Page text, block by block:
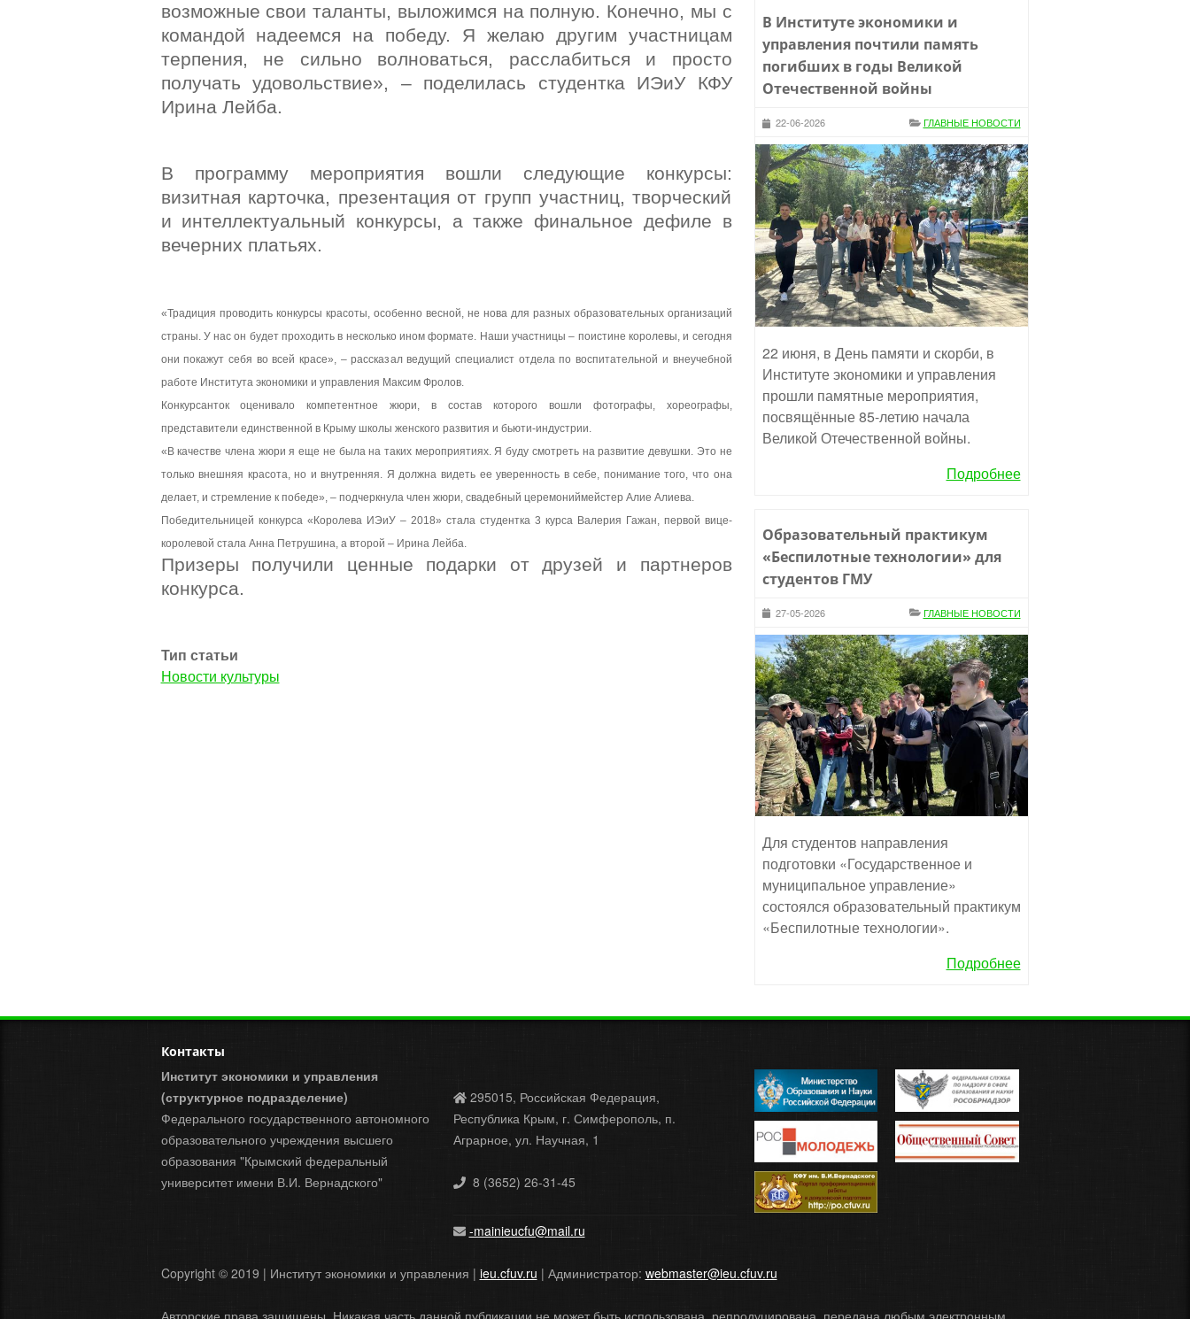
возможные свои таланты, выложимся на полную. Конечно, мы с
командой надеемся на победу. Я желаю другим участницам
терпения, не сильно волноваться, расслабиться и просто
получать удовольствие», – поделилась студентка ИЭиУ КФУ
Ирина Лейба.
В программу мероприятия вошли следующие конкурсы:
визитная карточка, презентация от групп участниц, творческий
и интеллектуальный конкурсы, а также финальное дефиле в
вечерних платьях.
«Традиция проводить конкурсы красоты, особенно весной, не нова для разных образовательных организаций
страны. У нас он будет проходить в несколько ином формате. Наши участницы – поистине королевы, и сегодня
они покажут себя во всей красе», – рассказал ведущий специалист отдела по воспитательной и внеучебной
работе Института экономики и управления Максим Фролов.
Конкурсанток оценивало компетентное жюри, в состав которого вошли фотографы, хореографы,
представители единственной в Крыму школы женского развития и бьюти-индустрии.
«В качестве члена жюри я еще не была на таких мероприятиях. Я буду смотреть на развитие девушки. Это не
только внешняя красота, но и внутренняя. Я должна видеть ее уверенность в себе, понимание того, что она
делает, и стремление к победе», – подчеркнула член жюри, свадебный церемониймейстер Алие Алиева.
Победительницей конкурса «Королева ИЭиУ – 2018» стала студентка 3 курса Валерия Гажан, первой вице-
королевой стала Анна Петрушина, а второй – Ирина Лейба.
Призеры получили ценные подарки от друзей и партнеров
конкурса.
Тип статьи
Новости культуры
В Институте экономики и
управления почтили память
погибших в годы Великой
Отечественной войны
22-06-2026 ГЛАВНЫЕ НОВОСТИ
22 июня, в День памяти и скорби, в
Институте экономики и управления
прошли памятные мероприятия,
посвящённые 85-летию начала
Великой Отечественной войны.
Подробнее
Образовательный практикум
«Беспилотные технологии» для
студентов ГМУ
27-05-2026 ГЛАВНЫЕ НОВОСТИ
Для студентов направления
подготовки «Государственное и
муниципальное управление»
состоялся образовательный практикум
«Беспилотные технологии».
Подробнее
Контакты
Институт экономики и управления
(структурное подразделение)
Федерального государственного автономного
образовательного учреждения высшего
образования "Крымский федеральный
университет имени В.И. Вернадского"
295015, Российская Федерация,
Республика Крым, г. Симферополь, п.
Аграрное, ул. Научная, 1
8 (3652) 26-31-45
-mainieucfu@mail.ru
Copyright © 2019 | Институт экономики и управления | ieu.cfuv.ru | Администратор: webmaster@ieu.cfuv.ru
Авторские права защищены. Никакая часть данной публикации не может быть использована, репродуцирована, передана любым электронным,